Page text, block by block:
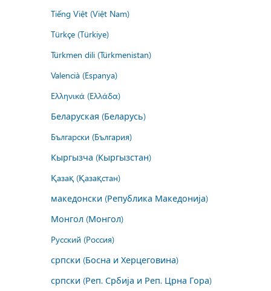
Tiếng Việt (Việt Nam)
Türkçe (Türkiye)
Türkmen dili (Türkmenistan)
Valencià (Espanya)
Ελληνικά (Ελλάδα)
Беларуская (Беларусь)
Български (България)
Кыргызча (Кыргызстан)
Қазақ (Қазақстан)
македонски (Република Македонија)
Монгол (Монгол)
Русский (Россия)
српски (Босна и Херцеговина)
српски (Реп. Србија и Реп. Црна Гора)